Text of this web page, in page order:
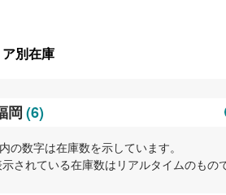
ア別在庫
岡 (6)
の数字は在庫数を示しています。
されている在庫数はリアルタイムのもの